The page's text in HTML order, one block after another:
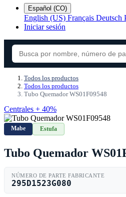
Español (CO)
English (US) Français Deutsch
Iniciar sesión
Todos los productos
Todos los productos
Tubo Quemador WS01F09548
Centrales + 40%
Mabe Estufa
Tubo Quemador
NÚMERO DE PARTE FABRICANTE
295D1523G080